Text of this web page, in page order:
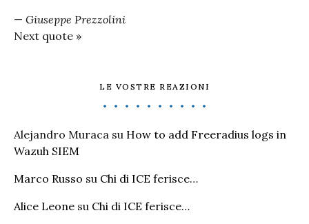
— Giuseppe Prezzolini
Next quote »
LE VOSTRE REAZIONI
Alejandro Muraca su How to add Freeradius logs in
Wazuh SIEM
Marco Russo su Chi di ICE ferisce…
Alice Leone su Chi di ICE ferisce…